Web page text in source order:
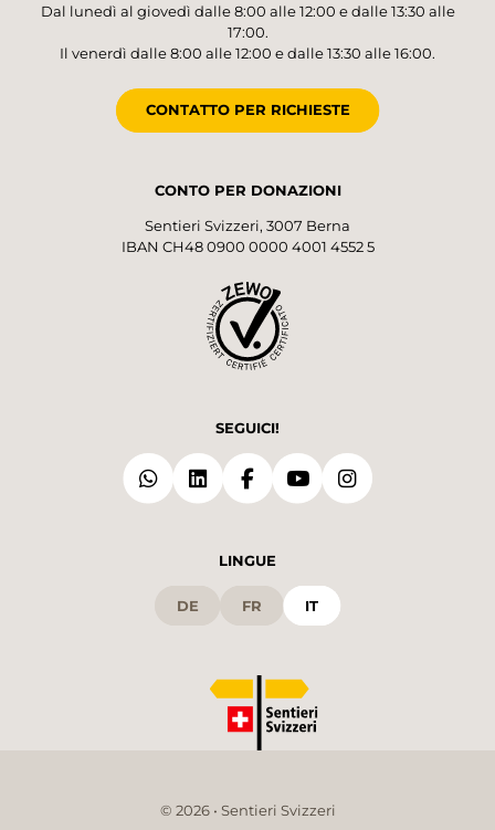
Dal lunedì al giovedì dalle 8:00 alle 12:00 e dalle 13:30 alle
17:00.
Il venerdì dalle 8:00 alle 12:00 e dalle 13:30 alle 16:00.
CONTATTO PER RICHIESTE
CONTO PER DONAZIONI
Sentieri Svizzeri, 3007 Berna
IBAN CH48 0900 0000 4001 4552 5
SEGUICI!
LINGUE
DE FR IT
© 2026 • Sentieri Svizzeri